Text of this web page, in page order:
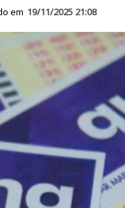
em 19/11/2025 21:08